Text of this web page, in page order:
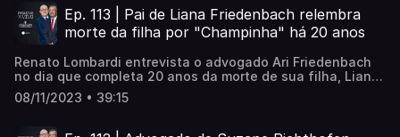
réu confesso, continua foragido sem cumprir um dia de
pena sequer. Patrícia Vega relembra as investigações e
diz que sonha em ver Caio atrás das grades.
Ep. 113 | Pai de Liana Friedenbach relembra
morte da filha por "Champinha" há 20 anos
Renato Lombardi entrevista o advogado Ari Friedenbach
no dia que completa 20 anos da morte de sua filha, Liana
Friedenbach. A garota tinha 16 anos quando foi torturada,
estuprada e morta por Roberto Aparecido Alves Cardoso,
que também foi assassinado. Durante a entrevista, Ari
08/11/2023 • 39:15